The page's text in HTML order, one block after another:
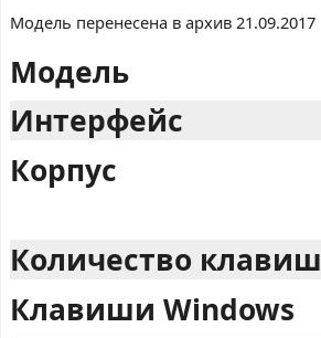
Модель перенесена в архив 21.09.2017
Модель
Интерфейс
Корпус
Количество клавиш
Клавиши Windows